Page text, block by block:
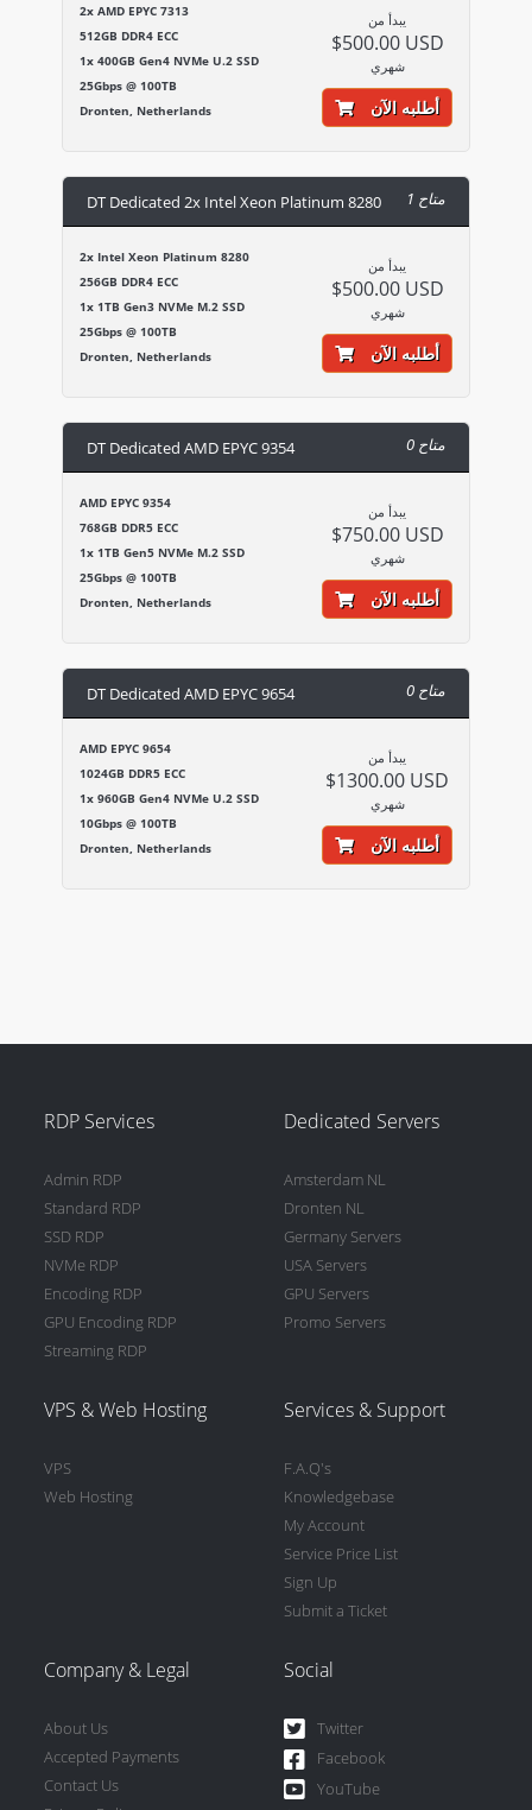
2x AMD EPYC 7313
512GB DDR4 ECC
1x 400GB Gen4 NVMe U.2 SSD
25Gbps @ 100TB
Dronten, Netherlands
يبدأ من
$500.00 USD
شهري
أطلبه الآن
DT Dedicated 2x Intel Xeon Platinum 8280 1 متاح
2x Intel Xeon Platinum 8280
256GB DDR4 ECC
1x 1TB Gen3 NVMe M.2 SSD
25Gbps @ 100TB
Dronten, Netherlands
يبدأ من
$500.00 USD
شهري
أطلبه الآن
DT Dedicated AMD EPYC 9354 0 متاح
AMD EPYC 9354
768GB DDR5 ECC
1x 1TB Gen5 NVMe M.2 SSD
25Gbps @ 100TB
Dronten, Netherlands
يبدأ من
$750.00 USD
شهري
أطلبه الآن
DT Dedicated AMD EPYC 9654 0 متاح
AMD EPYC 9654
1024GB DDR5 ECC
1x 960GB Gen4 NVMe U.2 SSD
10Gbps @ 100TB
Dronten, Netherlands
يبدأ من
$1300.00 USD
شهري
أطلبه الآن
RDP Services
Admin RDP
Standard RDP
SSD RDP
NVMe RDP
Encoding RDP
GPU Encoding RDP
Streaming RDP
Dedicated Servers
Amsterdam NL
Dronten NL
Germany Servers
USA Servers
GPU Servers
Promo Servers
VPS & Web Hosting
VPS
Web Hosting
Services & Support
F.A.Q's
Knowledgebase
My Account
Service Price List
Sign Up
Submit a Ticket
Company & Legal
About Us
Accepted Payments
Contact Us
Social
Twitter
Facebook
YouTube